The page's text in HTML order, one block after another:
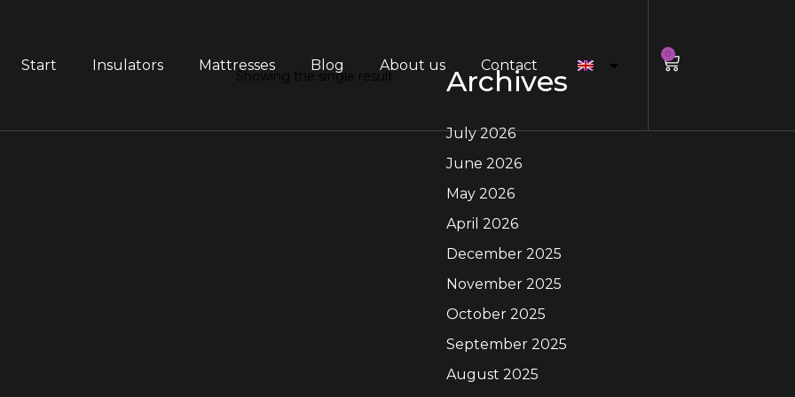
Start Insulators Mattresses Blog About us Contact
0
Showing the single result Archives
July 2026
June 2026
May 2026
April 2026
December 2025
November 2025
October 2025
September 2025
August 2025